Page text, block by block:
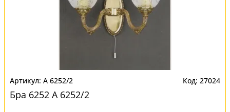
A 6252/2 27024
Бра 6252 A 6252/2